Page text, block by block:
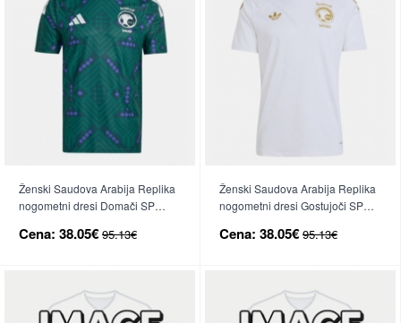
Ženski Saudova Arabija Replika
nogometni dresi Domači SP
Cena: 38.05€ 95.13€
Ženski Saudova Arabija Replika
nogometni dresi Gostujoči SP
Cena: 38.05€ 95.13€